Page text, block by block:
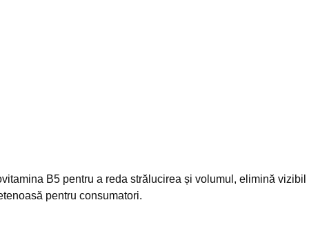
B5 pentru a reda strălucirea și volumul, elimină vizibil
pentru consumatori.